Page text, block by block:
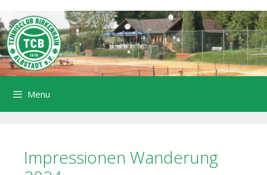
Menu
Impressionen Wanderung